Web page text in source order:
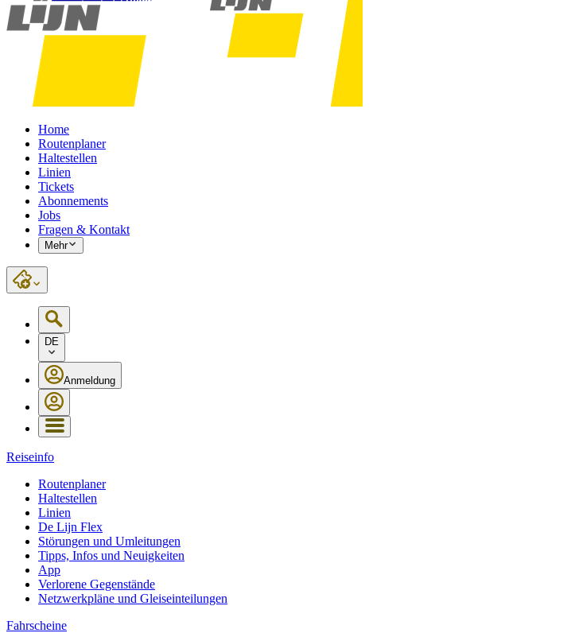
Home
Routenplaner
Haltestellen
Linien
Tickets
Abonnements
Jobs
Fragen & Kontakt
Mehr
DE
Anmeldung
Reiseinfo
Routenplaner
Haltestellen
Linien
De Lijn Flex
Störungen und Umleitungen
Tipps, Infos und Neuigkeiten
App
Verlorene Gegenstände
Netzwerkpläne und Gleiseinteilungen
Fahrscheine